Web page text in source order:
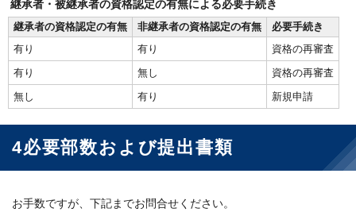
継承者・被継承者の資格認定の有無による必要手続き
継承者の資格認定の有無
非継承者の資格認定の有無
必要手続き
有り
有り
資格の再審査
有り
無し
資格の再審査
無し
有り 新規申請
4必要部数および提出書類
お手数ですが、下記までお問合せください。